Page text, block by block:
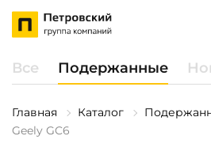
Все Подержанные
Главная Каталог
Geely GC6